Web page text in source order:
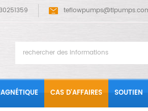
CAS D'AFFAIRES SOUTIEN